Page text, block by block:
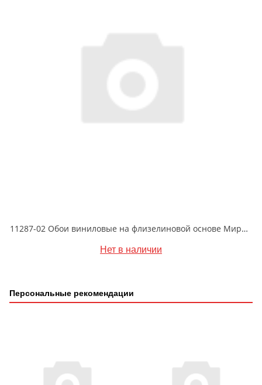
11287-02 Обои виниловые на флизелиновой основе Мирадор1.06 X 10м
Нет в наличии
Персональные рекомендации